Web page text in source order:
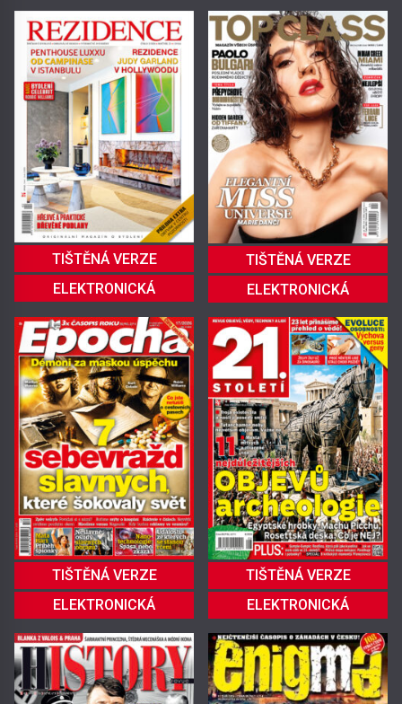
TIŠTĚNÁ VERZE
ELEKTRONICKÁ
TIŠTĚNÁ VERZE
ELEKTRONICKÁ
TIŠTĚNÁ VERZE
ELEKTRONICKÁ
TIŠTĚNÁ VERZE
ELEKTRONICKÁ